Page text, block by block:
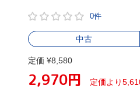
0件
中古
定価 ¥8,580
2,970円 定価より